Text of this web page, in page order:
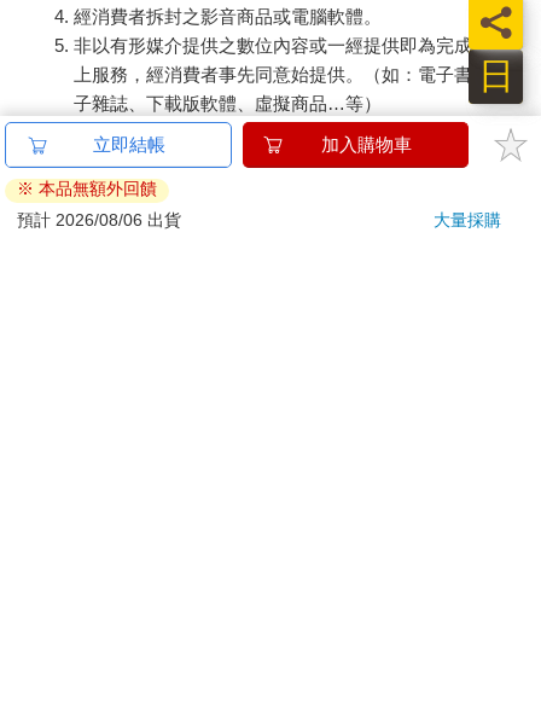
經消費者拆封之影音商品或電腦軟體。
非以有形媒介提供之數位內容或一經提供即為完成之線
上服務，經消費者事先同意始提供。（如：電子書、電
子雜誌、下載版軟體、虛擬商品…等）
已拆封之個人衛生用品。（如：內衣褲、刮鬍刀、除毛
若非上列種類商品，均享有到貨7天的猶豫期（含例假
日）。
立即結帳 加入購物車
※ 本品無額外回饋
預計 2026/08/06 出貨
大量採購
日
員